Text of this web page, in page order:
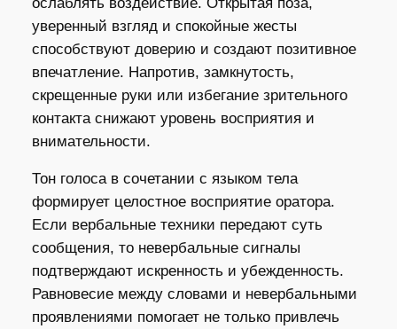
уверенный взгляд и спокойные жесты
способствуют доверию и создают позитивное
впечатление. Напротив, замкнутость,
скрещенные руки или избегание зрительного
контакта снижают уровень восприятия и
внимательности.
Тон голоса в сочетании с языком тела
формирует целостное восприятие оратора.
Если вербальные техники передают суть
сообщения, то невербальные сигналы
подтверждают искренность и убежденность.
Равновесие между словами и невербальными
проявлениями помогает не только привлечь